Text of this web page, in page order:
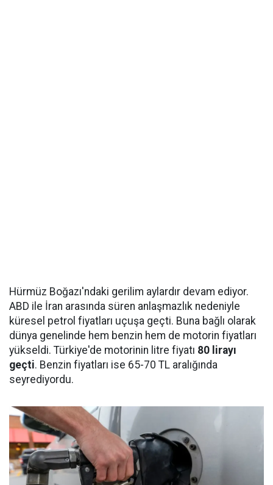
Hürmüz Boğazı'ndaki gerilim aylardır devam ediyor.
ABD ile İran arasında süren anlaşmazlık nedeniyle
küresel petrol fiyatları uçuşa geçti. Buna bağlı olarak
dünya genelinde hem benzin hem de motorin fiyatları
yükseldi. Türkiye'de motorinin litre fiyatı 80 lirayı
geçti. Benzin fiyatları ise 65-70 TL aralığında
seyrediyordu.